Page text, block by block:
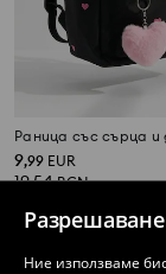
Ние използваме
9,99 EUR
19,54 BGN